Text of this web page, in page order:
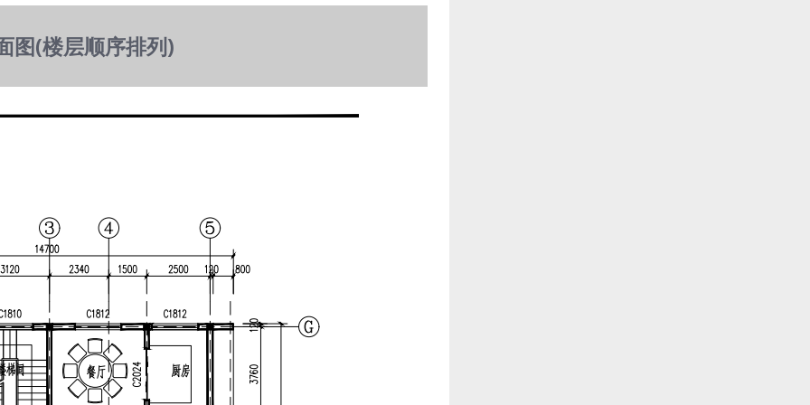
图(楼层顺序排列)